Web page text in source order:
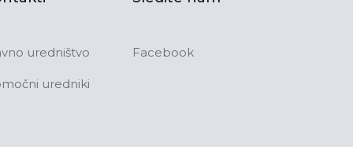
uredništvo
uredniki
Facebook